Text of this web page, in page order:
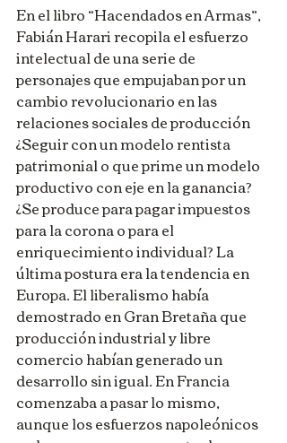
En el libro “Hacendados en Armas”,
Fabián Harari recopila el esfuerzo
intelectual de una serie de
personajes que empujaban por un
cambio revolucionario en las
relaciones sociales de producción
¿Seguir con un modelo rentista
patrimonial o que prime un modelo
productivo con eje en la ganancia?
¿Se produce para pagar impuestos
para la corona o para el
enriquecimiento individual? La
última postura era la tendencia en
Europa. El liberalismo había
demostrado en Gran Bretaña que
producción industrial y libre
comercio habían generado un
desarrollo sin igual. En Francia
comenzaba a pasar lo mismo,
aunque los esfuerzos napoleónicos